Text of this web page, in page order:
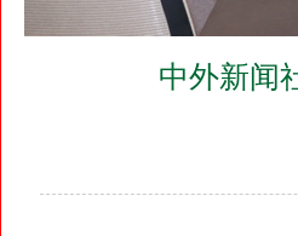
中外新闻